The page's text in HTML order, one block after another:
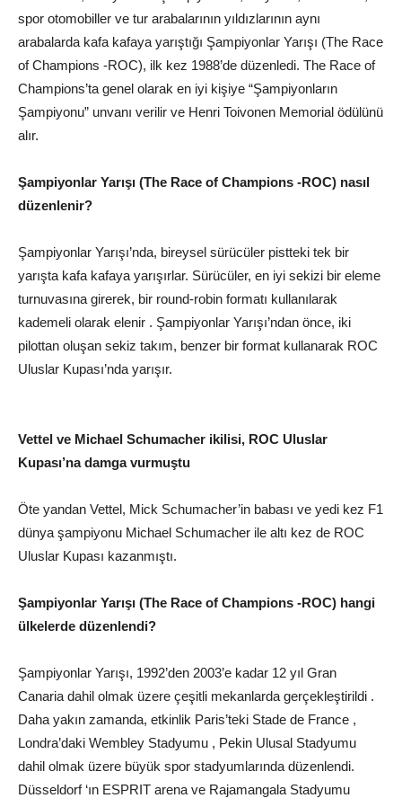
spor otomobiller ve tur arabalarının yıldızlarının aynı
arabalarda kafa kafaya yarıştığı Şampiyonlar Yarışı (The Race
of Champions -ROC), ilk kez 1988’de düzenledi. The Race of
Champions’ta genel olarak en iyi kişiye “Şampiyonların
Şampiyonu” unvanı verilir ve Henri Toivonen Memorial ödülünü
alır.
Şampiyonlar Yarışı (The Race of Champions -ROC) nasıl
düzenlenir?
Şampiyonlar Yarışı’nda, bireysel sürücüler pistteki tek bir
yarışta kafa kafaya yarışırlar. Sürücüler, en iyi sekizi bir eleme
turnuvasına girerek, bir round-robin formatı kullanılarak
kademeli olarak elenir . Şampiyonlar Yarışı’ndan önce, iki
pilottan oluşan sekiz takım, benzer bir format kullanarak ROC
Uluslar Kupası’nda yarışır.
Vettel ve Michael Schumacher ikilisi, ROC Uluslar
Kupası’na damga vurmuştu
Öte yandan Vettel, Mick Schumacher’in babası ve yedi kez F1
dünya şampiyonu Michael Schumacher ile altı kez de ROC
Uluslar Kupası kazanmıştı.
Şampiyonlar Yarışı (The Race of Champions -ROC) hangi
ülkelerde düzenlendi?
Şampiyonlar Yarışı, 1992’den 2003’e kadar 12 yıl Gran
Canaria dahil olmak üzere çeşitli mekanlarda gerçekleştirildi .
Daha yakın zamanda, etkinlik Paris’teki Stade de France ,
Londra’daki Wembley Stadyumu , Pekin Ulusal Stadyumu
dahil olmak üzere büyük spor stadyumlarında düzenlendi.
Düsseldorf ‘ın ESPRIT arena ve Rajamangala Stadyumu